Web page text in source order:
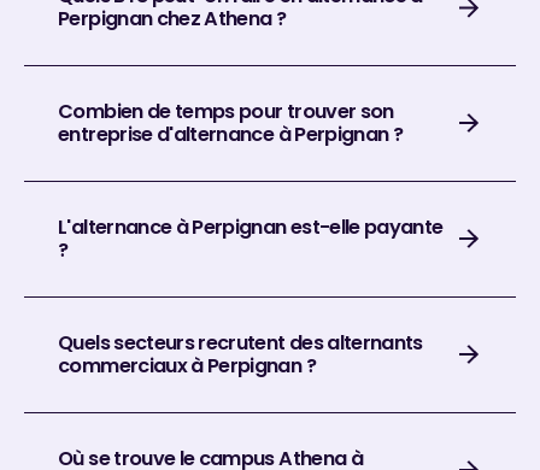
Perpignan chez Athena ?
Combien de temps pour trouver son
entreprise d'alternance à Perpignan ?
L'alternance à Perpignan est-elle payante
?
Quels secteurs recrutent des alternants
commerciaux à Perpignan ?
Où se trouve le campus Athena à